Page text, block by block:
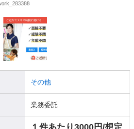
その他
業務委託
１件あたり3000円/想定